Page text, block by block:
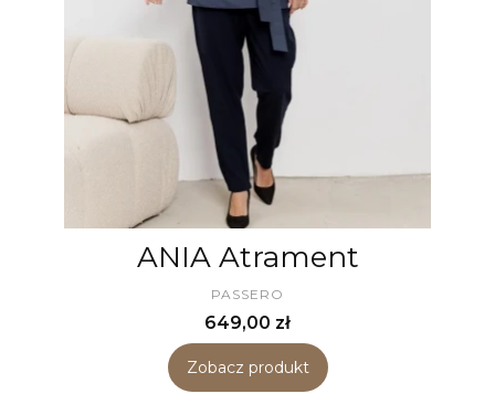
ANIA Atrament
PRODUCENT
PASSERO
Cena
649,00 zł
Zobacz produkt